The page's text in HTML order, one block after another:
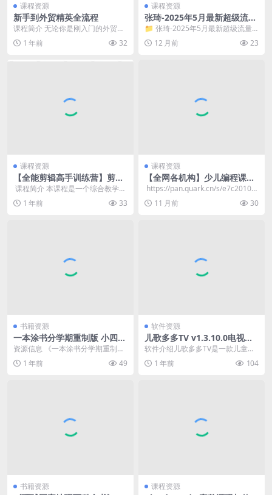
课程资源
新手到外贸精英全流程
课程简介 无论你是刚入门的外贸新
人，还是希望提升技能的资深从业
者，这套课程都能为...
1 年前 32
课程资源
张琦-2025年5月最新超级流量
营销课IP+AI搞定生意（12集
视频+课件）
📁 张琦-2025年5月最新超级流量
营销课IP+AI搞定生意（12集视频
+课件）...
12 月前 23
课程资源
【全能剪辑高手训练营】剪辑
思维+达芬奇调色+拍摄技巧一
站教学
​ 课程简介 本课程是一个综合教学项
目，旨在帮助学员建立完整的剪辑
思维体系，并掌...
1 年前 33
课程资源
【全网各机构】少儿编程课程
集合 【50GB】
​ https://pan.quark.cn/s/e7c20102
2f19
11 月前 30
书籍资源
一本涂书分学期重制版 小四门
初中语文数学英语物理化学
资源信息 《一本涂书分学期重制
版》涵盖初中语文、数学、英语、
物理、化学等学科，系...
1 年前 49
软件资源
儿歌多多TV v1.3.10.0电视盒
子版 百万儿歌
软件介绍儿歌多多TV是一款儿童早
期教育启蒙和亲子游戏，非常适合
大屏幕为孩子学习各...
1 年前 104
书籍资源 课程资源